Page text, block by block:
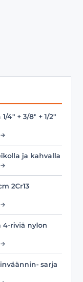
4" + 3/8" + 1/2"
→
ja kahvalla
→
2Cr13
→
4-riviä nylon
→
sarja